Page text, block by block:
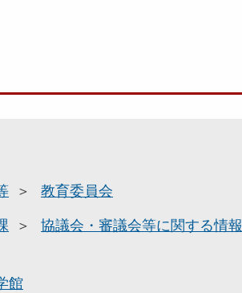
教育委員会
協議会・審議会等に関する情報
館